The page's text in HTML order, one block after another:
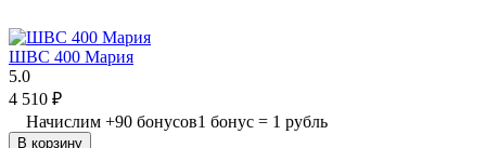
ШВС 400 Мария
5.0
4 510 ₽
Начислим +90 бонусов1 бонус = 1 рубль
В корзину